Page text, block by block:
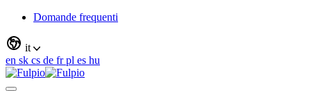
Domande frequenti
it
en sk cs de frpl es hu